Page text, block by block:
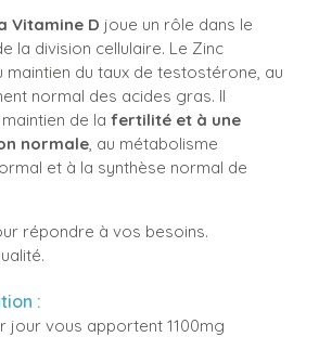
Vitamine D joue un rôle dans le
la division cellulaire. Le Zinc
maintien du taux de testostérone, au
normal des acides gras. Il
de la fertilité et à une
normale, au métabolisme
et à la synthèse normal de
répondre à vos besoins.
:
jour vous apportent 1100mg